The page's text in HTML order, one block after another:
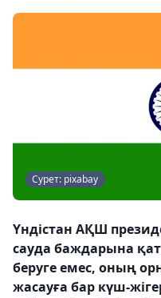
Сурет: pixabay
Үндістан АҚШ
сауда баждарына
беруге емес, оның
жасауға бар күш-